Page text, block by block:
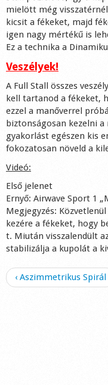
mielött még
kicsit a fékeket, majd
igen nagy mértékű is
Ez a technika a
Veszélyek!
A Full Stall összes
kell tartanod a fékeket,
ezzel a manőverrel
biztonságosan kezelni
gyakorlást egészen kis
fokozatosan növeld a
Videó:
Első jelenet
Ernyő: Airwave Sport 1
Megjegyzés:
kezére a fékeket, hogy
t. Miután visszalendült
stabilizálja a kupolát a
‹ Aszimmetrikus Spirál